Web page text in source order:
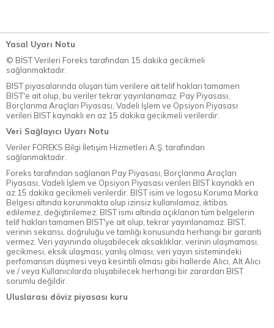
Yasal Uyarı Notu
© BİST Verileri Foreks tarafından 15 dakika gecikmeli
sağlanmaktadır.
BIST piyasalarında oluşan tüm verilere ait telif hakları tamamen
BIST'e ait olup, bu veriler tekrar yayınlanamaz. Pay Piyasası,
Borçlanma Araçları Piyasası, Vadeli İşlem ve Opsiyon Piyasası
verileri BIST kaynaklı en az 15 dakika gecikmeli verilerdir.
Veri Sağlayıcı Uyarı Notu
Veriler FOREKS Bilgi İletişim Hizmetleri A.Ş. tarafından
sağlanmaktadır.
Foreks tarafından sağlanan Pay Piyasası, Borçlanma Araçları
Piyasası, Vadeli İşlem ve Opsiyon Piyasası verileri BIST kaynaklı en
az 15 dakika gecikmeli verilerdir. BIST isim ve logosu Koruma Marka
Belgesi altında korunmakta olup izinsiz kullanılamaz, iktibas
edilemez, değiştirilemez. BIST ismi altında açıklanan tüm belgelerin
telif hakları tamamen BIST'ye ait olup, tekrar yayınlanamaz. BIST,
verinin sekansı, doğruluğu ve tamlığı konusunda herhangi bir garanti
vermez. Veri yayınında oluşabilecek aksaklıklar, verinin ulaşmaması,
gecikmesi, eksik ulaşması, yanlış olması, veri yayın sistemindeki
perfomansın düşmesi veya kesintili olması gibi hallerde Alıcı, Alt Alıcı
ve / veya Kullanıcılarda oluşabilecek herhangi bir zarardan BIST
sorumlu değildir.
Uluslarası döviz piyasası kuru